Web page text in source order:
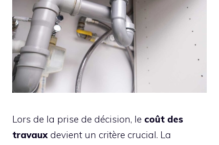
Lors de la prise de décision, le coût des
travaux devient un critère crucial. La